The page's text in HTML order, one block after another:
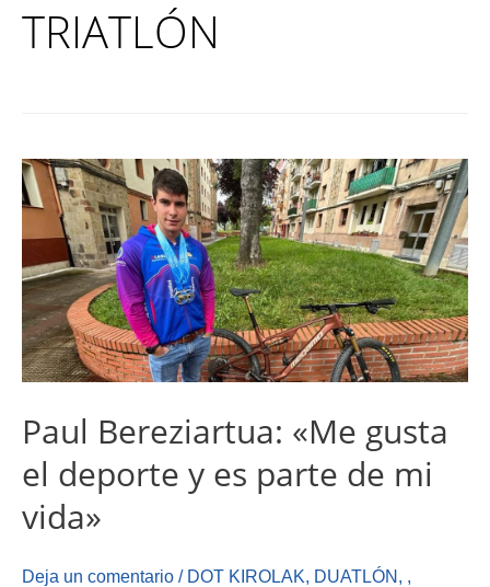
TRIATLÓN
Paul Bereziartua: «Me gusta
el deporte y es parte de mi
vida»
Deja un comentario / DOT KIROLAK, DUATLÓN, ,